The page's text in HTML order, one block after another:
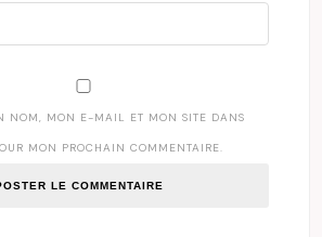
NOM, MON E-MAIL ET MON SITE DANS
MON PROCHAIN COMMENTAIRE.